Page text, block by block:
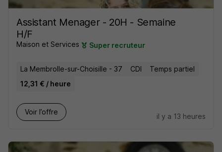
Assistant Menager - 20H - Semaine
H/F
Maison et Services Super recruteur
La Membrolle-sur-Choisille - 37 CDI
Temps partiel
12,31 € / heure
Voir l’offre
il y a 13 heures